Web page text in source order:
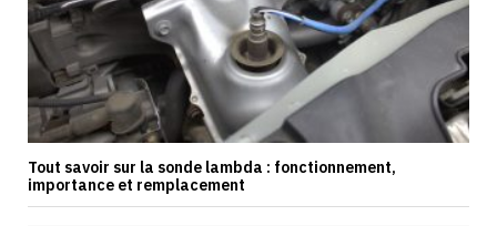
Tout savoir sur la sonde lambda : fonctionnement,
importance et remplacement